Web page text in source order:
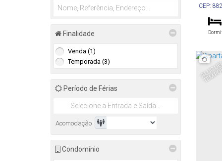
Finalidade
Venda (1)
Temporada (3)
Período de Férias
Acomodação
Condomínio
CEP: